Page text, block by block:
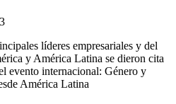
líderes empresariales y del
y América Latina se dieron cita
evento internacional: Género y
América Latina